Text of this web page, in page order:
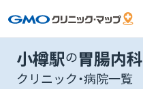
小樽駅の胃腸内科
クリニック・病院一覧